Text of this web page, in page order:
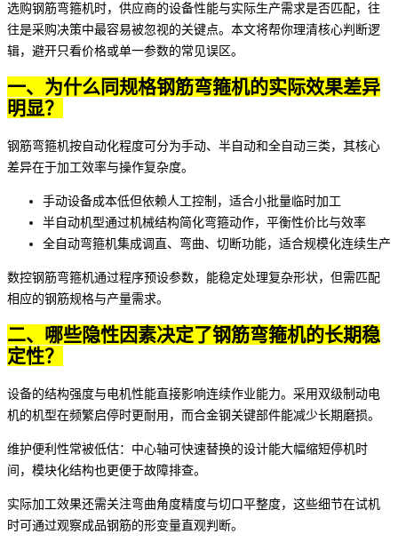
选购钢筋弯箍机时，供应商的设备性能与实际生产需求是否匹配，往
往是采购决策中最容易被忽视的关键点。本文将帮你理清核心判断逻
辑，避开只看价格或单一参数的常见误区。
一、为什么同规格钢筋弯箍机的实际效果差异
明显？
钢筋弯箍机按自动化程度可分为手动、半自动和全自动三类，其核心
差异在于加工效率与操作复杂度。
手动设备成本低但依赖人工控制，适合小批量临时加工
半自动机型通过机械结构简化弯箍动作，平衡性价比与效率
全自动弯箍机集成调直、弯曲、切断功能，适合规模化连续生产
数控钢筋弯箍机通过程序预设参数，能稳定处理复杂形状，但需匹配
相应的钢筋规格与产量需求。
二、哪些隐性因素决定了钢筋弯箍机的长期稳
定性？
设备的结构强度与电机性能直接影响连续作业能力。采用双级制动电
机的机型在频繁启停时更耐用，而合金钢关键部件能减少长期磨损。
维护便利性常被低估：中心轴可快速替换的设计能大幅缩短停机时
间，模块化结构也更便于故障排查。
实际加工效果还需关注弯曲角度精度与切口平整度，这些细节在试机
时可通过观察成品钢筋的形变量直观判断。